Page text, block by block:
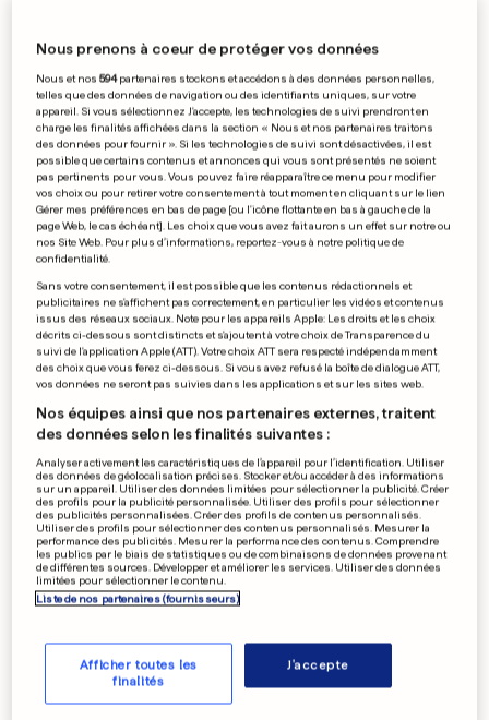
0 0
Deinze, club de D2 belge, fait
une offre à Bensi
PUBLICITÉ
Nous prenons à coeur de protéger vos données
Nous et nos594partenaires stockons et accédons à des données personnelles,
telles que des données de navigation ou des identifiants uniques, sur votre
appareil. Si vous sélectionnez J'accepte, les technologies de suivi prendront en
charge les finalités affichées dans la section « Nous et nos partenaires traitons
des données pour fournir ». Si les technologies de suivi sont désactivées, il est
possible que certains contenus et annonces qui vous sont présentés ne soient
pas pertinents pour vous. Vous pouvez faire réapparaître ce menu pour modifier
vos choix ou pour retirer votre consentement à tout moment en cliquant sur le lien
Gérer mes préférences en bas de page [ou l'icône flottante en bas à gauche de la
page Web, le cas échéant]. Les choix que vous avez fait aurons un effet sur notre ou
nos Site Web. Pour plus d’informations, reportez-vous à notre politique de
confidentialité.
Sans votre consentement, il est possible que les contenus rédactionnels et
publicitaires ne s'affichent pas correctement, en particulier les vidéos et contenus
issus des réseaux sociaux. Note pour les appareils Apple: Les droits et les choix
décrits ci-dessous sont distincts et s'ajoutent à votre choix de Transparence du
suivi de l'application Apple (ATT). Votre choix ATT sera respecté indépendamment
des choix que vous ferez ci-dessous. Si vous avez refusé la boîte de dialogue ATT,
vos données ne seront pas suivies dans les applications et sur les sites web.
Nos équipes ainsi que nos partenaires externes, traitent
des données selon les finalités suivantes :
Analyser activement les caractéristiques de l’appareil pour l’identification. Utiliser
des données de géolocalisation précises. Stocker et/ou accéder à des informations
sur un appareil. Utiliser des données limitées pour sélectionner la publicité. Créer
des profils pour la publicité personnalisée. Utiliser des profils pour sélectionner
des publicités personnalisées. Créer des profils de contenus personnalisés.
Utiliser des profils pour sélectionner des contenus personnalisés. Mesurer la
performance des publicités. Mesurer la performance des contenus. Comprendre
les publics par le biais de statistiques ou de combinaisons de données provenant
de différentes sources. Développer et améliorer les services. Utiliser des données
limitées pour sélectionner le contenu.
Liste de nos partenaires (fournisseurs)
Afficher toutes les
finalités
J'accepte